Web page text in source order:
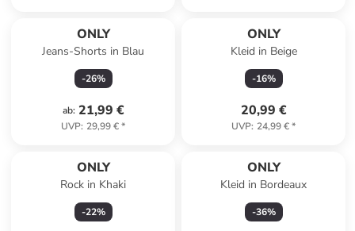
ONLY
Jeans-Shorts in Blau
-26%
ab: 21,99 €
UVP: 29,99 €*
ONLY
Kleid in Beige
-16%
20,99 €
UVP: 24,99 €*
ONLY
Rock in Khaki
-22%
ONLY
Kleid in Bordeaux
-36%